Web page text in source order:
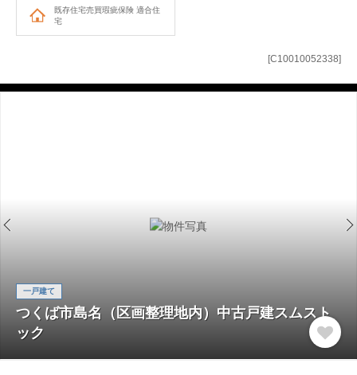
既存住宅売買瑕疵保険 適合住
宅
[C10010052338]
一戸建て
つくば市島名（区画整理地内）中古戸建スムスト
ック